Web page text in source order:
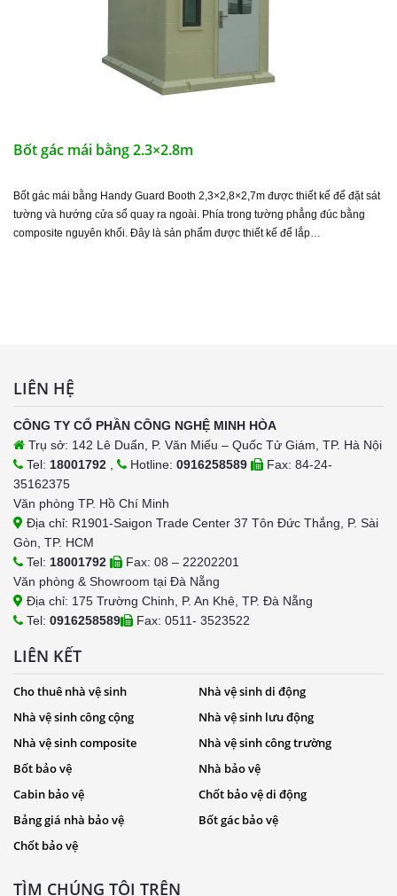
Bốt gác mái bằng 2.3×2.8m
Bốt gác mái bằng Handy Guard Booth 2,3×2,8×2,7m được thiết kế để đặt sát
tường và hướng cửa sổ quay ra ngoài. Phía trong tường phẳng đúc bằng
composite nguyên khối. Đây là sản phẩm được thiết kế để lắp…
LIÊN HỆ
CÔNG TY CỔ PHẦN CÔNG NGHỆ MINH HÒA
Trụ sở: 142 Lê Duẩn, P. Văn Miếu – Quốc Tử Giám, TP. Hà Nội
Tel: 18001792 , Hotline: 0916258589
Fax: 84-24-
35162375
Văn phòng TP. Hồ Chí Minh
Địa chỉ: R1901-Saigon Trade Center 37 Tôn Đức Thắng, P. Sài
Gòn, TP. HCM
Tel: 18001792
Fax: 08 – 22202201
Văn phòng & Showroom tại Đà Nẵng
Địa chỉ: 175 Trường Chinh, P. An Khê, TP. Đà Nẵng
Tel: 0916258589 Fax: 0511- 3523522
LIÊN KẾT
Cho thuê nhà vệ sinh
Nhà vệ sinh di động
Nhà vệ sinh công cộng
Nhà vệ sinh lưu động
Nhà vệ sinh composite
Nhà vệ sinh công trường
Bốt bảo vệ
Nhà bảo vệ
Cabin bảo vệ
Chốt bảo vệ di động
Bảng giá nhà bảo vệ
Bốt gác bảo vệ
Chốt bảo vệ
TÌM CHÚNG TÔI TRÊN